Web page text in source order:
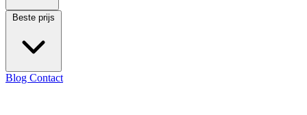
Beste prijs
Blog Contact